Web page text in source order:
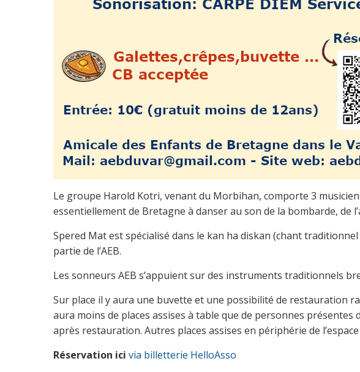
Le groupe Harold Kotri, venant du Morbihan, comporte 3
essentiellement de Bretagne à danser au son de la bombarde, de
Spered Mat est spécialisé dans le kan ha diskan (chant
partie de l’AEB.
Les sonneurs AEB s’appuient sur des instruments traditionnels
Sur place il y aura une buvette et une possibilité de restauration
aura moins de places assises à table que de personnes présentes
après restauration. Autres places assises en périphérie de l’espace
Réservation ici via billetterie HelloAsso